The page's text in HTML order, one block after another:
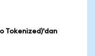
Tokenized)'dan